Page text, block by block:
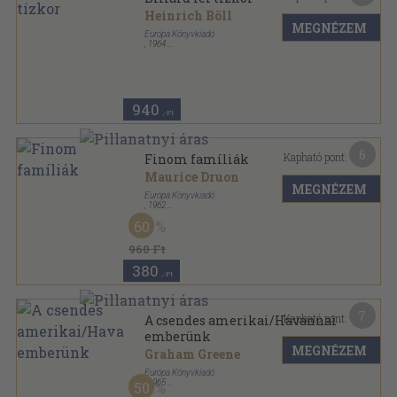
Heinrich Böll
Európa Könyvkiadó
1964
940 ,-Ft
MEGNÉZEM
Finom famíliák
Maurice Druon
Európa Könyvkiadó
1962
Vászon
Milliók könyve sorozat
960 Ft
60
380 ,-Ft
Kapható pont:
MEGNÉZEM
A csendes amerikai/Havannai
emberünk
Graham Greene
Európa Könyvkiadó
, 1965
Vászon
50
Kapható pont:
MEGNÉZEM